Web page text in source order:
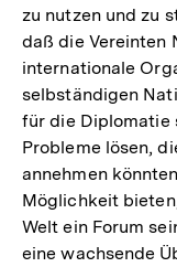
zu nutzen und zu
daß die Vereinten
internationale
selbständigen
für die Diplomatie
Probleme lösen,
annehmen
Möglichkeit
Welt ein Forum
eine wachsende